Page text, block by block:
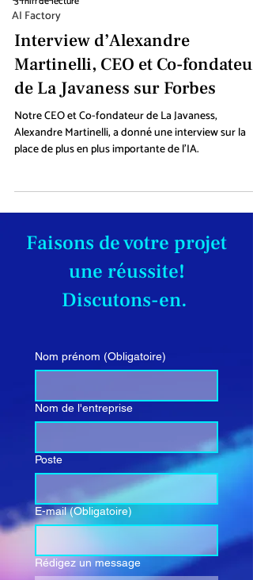
AI Factory
Interview d’Alexandre
Martinelli, CEO et Co-fondateur
de La Javaness sur Forbes
Notre CEO et Co-fondateur de La Javaness,
Alexandre Martinelli, a donné une interview sur la
place de plus en plus importante de l'IA.
Faisons de votre projet
une réussite!
Discutons-en.
Nom prénom (Obligatoire)
Nom de l'entreprise
Poste
E-mail (Obligatoire)
Rédigez un message